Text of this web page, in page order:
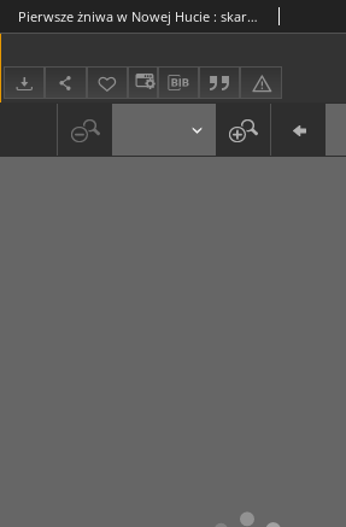
Pierwsze żniwa w Nowej Hucie : skarby Nowohuckiego Oddziału Muzeum Archeologicznego (21)